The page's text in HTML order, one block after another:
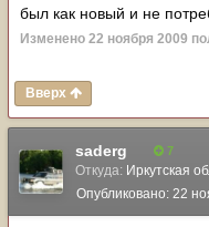
был как новый и не
Изменено 22 ноября 2009
Вверх
saderg 7
Откуда: Иркутская
Опубликовано: 22